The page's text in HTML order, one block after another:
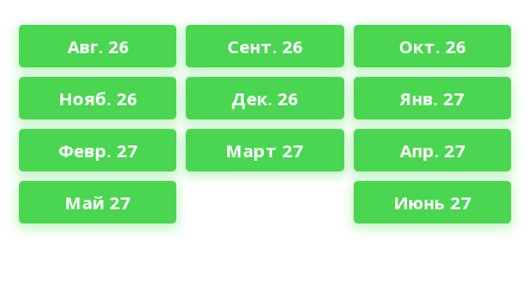
Авг. 26 Сент. 26 Окт. 26
Нояб. 26 Дек. 26 Янв. 27
Февр. 27 Март 27 Апр. 27
Май 27 Июнь 27